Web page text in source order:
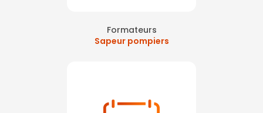
Formateurs
Sapeur pompiers